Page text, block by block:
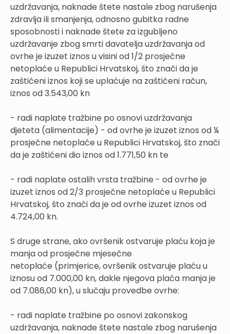
uzdržavanja, naknade štete nastale zbog narušenja
zdravlja ili smanjenja, odnosno gubitka radne
sposobnosti i naknade štete za izgubljeno
uzdržavanje zbog smrti davatelja uzdržavanja od
ovrhe je izuzet iznos u visini od 1/2 prosječne
netoplaće u Republici Hrvatskoj, što znači da je
zaštićeni iznos koji se uplaćuje na zaštićeni račun,
iznos od 3.543,00 kn
- radi naplate tražbine po osnovi uzdržavanja
djeteta (alimentacije) - od ovrhe je izuzet iznos od ¼
prosječne netoplaće u Republici Hrvatskoj, što znači
da je zaštićeni dio iznos od 1.771,50 kn te
- radi naplate ostalih vrsta tražbine - od ovrhe je
izuzet iznos od 2/3 prosječne netoplaće u Republici
Hrvatskoj, što znači da je od ovrhe izuzet iznos od
4.724,00 kn.
S druge strane, ako ovršenik ostvaruje plaću koja je
manja od prosječne mjesečne
netoplaće (primjerice, ovršenik ostvaruje plaću u
iznosu od 7.000,00 kn, dakle njegova plaća manja je
od 7.086,00 kn), u slučaju provedbe ovrhe:
- radi naplate tražbine po osnovi zakonskog
uzdržavanja, naknade štete nastale zbog narušenja